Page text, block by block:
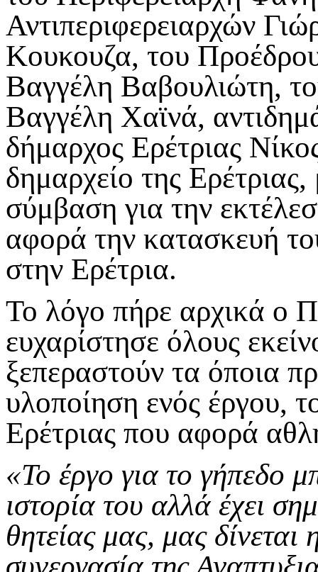
Αντιπεριφερειαρχών
Κουκουζα, του
Βαγγέλη Βαβουλιώτη,
Βαγγέλη Χαϊνά,
δήμαρχος Ερέτριας
δημαρχείο της
σύμβαση για την
αφορά την κατασκευή
στην Ερέτρια.
Το λόγο πήρε αρχικά ο
ευχαρίστησε όλους
ξεπεραστούν τα όποια
υλοποίηση ενός έργου,
Ερέτριας που αφορά
«Το έργο για το γήπεδο
ιστορία του αλλά έχει
θητείας μας, μας